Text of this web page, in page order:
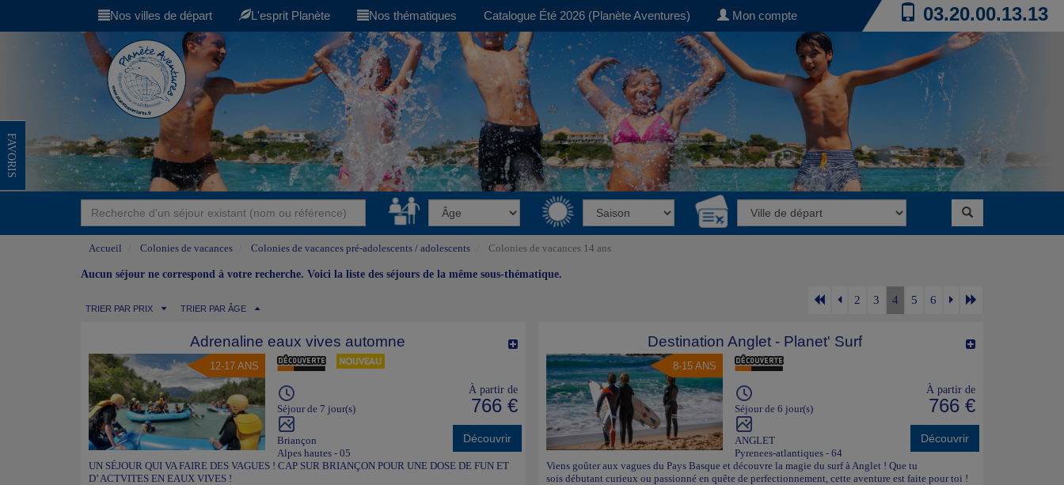
Nos villes de départ L'esprit Planète Nos thématiques Catalogue Été 2026 (Planète Aventures) Mon compte 03.20.00.13.13
FAVORIS
Accueil Colonies de vacances Colonies de vacances pré-adolescents / adolescents Colonies de vacances 14 ans
Aucun séjour ne correspond à votre recherche. Voici la liste des séjours de la même sous-thématique.
TRIER PAR PRIX TRIER PAR ÂGE
2 3 4 5 6
Adrenaline eaux vives automne
12-17 ANS
Séjour de 7 jour(s)
Briançon
Alpes hautes - 05
À partir de
766 €
Découvrir
UN SÉJOUR QUI VA FAIRE DES VAGUES ! CAP SUR BRIANÇON POUR UNE DOSE DE FUN ET
D’ ACTVITES EN EAUX VIVES !
Destination Anglet - Planet' Surf
8-15 ANS
Séjour de 6 jour(s)
ANGLET
Pyrenees-atlantiques - 64
À partir de
766 €
Découvrir
Viens goûter aux vagues du Pays Basque et découvre la magie du surf à Anglet ! Que tu
sois débutant curieux ou passionné en quête de perfectionnement, cette aventure est faite pour toi !